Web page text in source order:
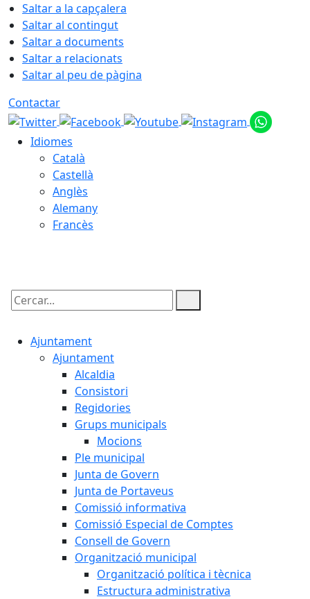
Saltar a la capçalera
Saltar al contingut
Saltar a documents
Saltar a relacionats
Saltar al peu de pàgina
Contactar
Idiomes
Català
Castellà
Anglès
Alemany
Francès
Cercar:
Ajuntament
Ajuntament
Alcaldia
Consistori
Regidories
Grups municipals
Mocions
Ple municipal
Junta de Govern
Junta de Portaveus
Comissió informativa
Comissió Especial de Comptes
Consell de Govern
Organització municipal
Organització política i tècnica
Estructura administrativa